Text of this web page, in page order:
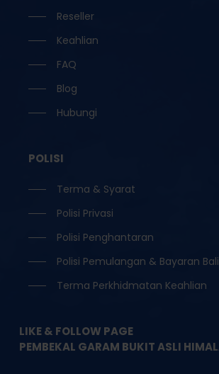
Reseller
Keahlian
FAQ
Blog
Hubungi
POLISI
Terma & Syarat
Polisi Privasi
Polisi Penghantaran
Polisi Pemulangan & Bayaran
Terma Perkhidmatan Keahlian
LIKE & FOLLOW PAGE
PEMBEKAL GARAM BUKIT ASLI